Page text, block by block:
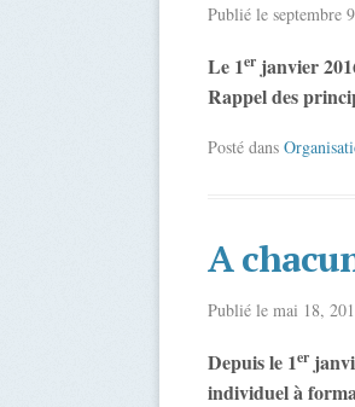
Publié le septembre
Le 1er janvier
Rappel des
Posté dans
A
Publié le mai 18,
Depuis le 1er
individuel à